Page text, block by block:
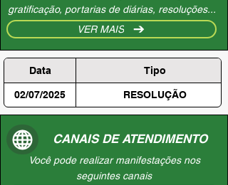
gratificação, portarias de diárias, resoluções...
VER MAIS
Data Tipo
02/07/2025 RESOLUÇÃO
CANAIS DE ATENDIMENTO
Você pode realizar manifestações nos
seguintes canais